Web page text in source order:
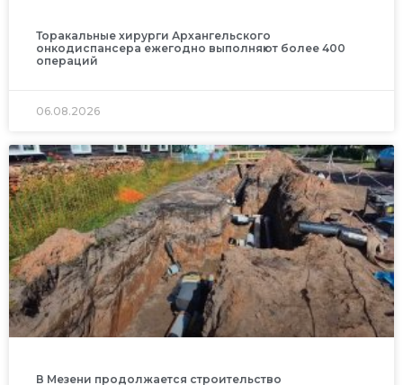
Торакальные хирурги Архангельского
онкодиспансера ежегодно выполняют более 400
операций
06.08.2026
В Мезени продолжается строительство